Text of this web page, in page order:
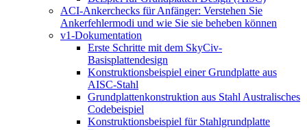
ACI-Ankerchecks für Anfänger: Verstehen Sie
Ankerfehlermodi und wie Sie sie beheben können
v1-Dokumentation
Erste Schritte mit dem SkyCiv-
Basisplattendesign
Konstruktionsbeispiel einer Grundplatte aus
AISC-Stahl
Grundplattenkonstruktion aus Stahl Australisches
Codebeispiel
Konstruktionsbeispiel für Stahlgrundplatte